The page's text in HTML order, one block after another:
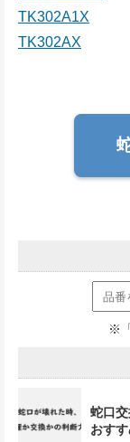
TK302A1X
TK302AX
※
蛇口
おす